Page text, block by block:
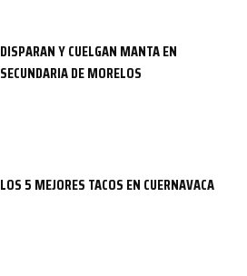
DISPARAN Y CUELGAN MANTA EN
SECUNDARIA DE MORELOS
LOS 5 MEJORES TACOS EN CUERNAVACA